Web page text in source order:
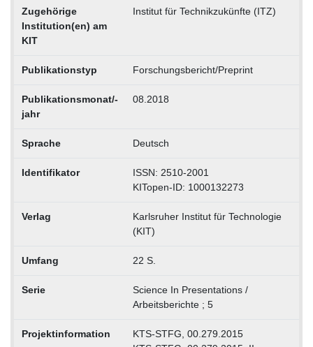
Zugehörige
Institution(en) am
KIT
Institut für Technikzukünfte (ITZ)
Publikationstyp Forschungsbericht/Preprint
Publikationsmonat/-
jahr
08.2018
Sprache Deutsch
Identifikator
ISSN: 2510-2001
KITopen-ID: 1000132273
Verlag
Karlsruher Institut für Technologie
(KIT)
Umfang 22 S.
Serie
Science In Presentations /
Arbeitsberichte ; 5
Projektinformation
KTS-STFG, 00.279.2015